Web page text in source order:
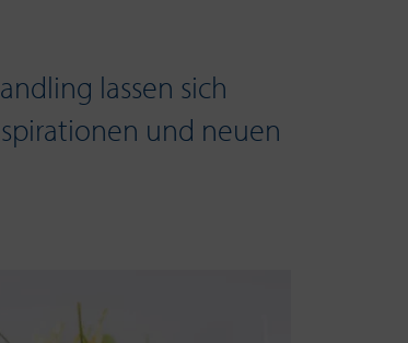
lassen sich
und neuen